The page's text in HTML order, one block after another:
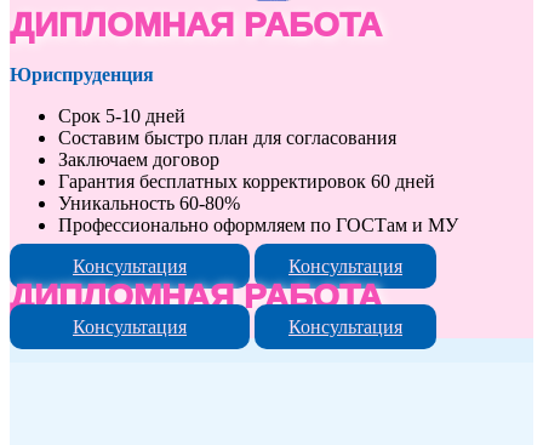
ДИПЛОМНАЯ РАБОТА
Юриспруденция
Срок 5-10 дней
Составим быстро план для согласования
Заключаем договор
Гарантия бесплатных корректировок 60 дней
Уникальность 60-80%
Профессионально оформляем по ГОСТам и МУ
Консультация
Консультация
ДИПЛОМНАЯ РАБОТА
Консультация Консультация